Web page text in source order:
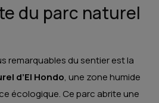
du parc naturel
remarquables du sentier est la
d’El Hondo, une zone humide
écologique. Ce parc abrite une